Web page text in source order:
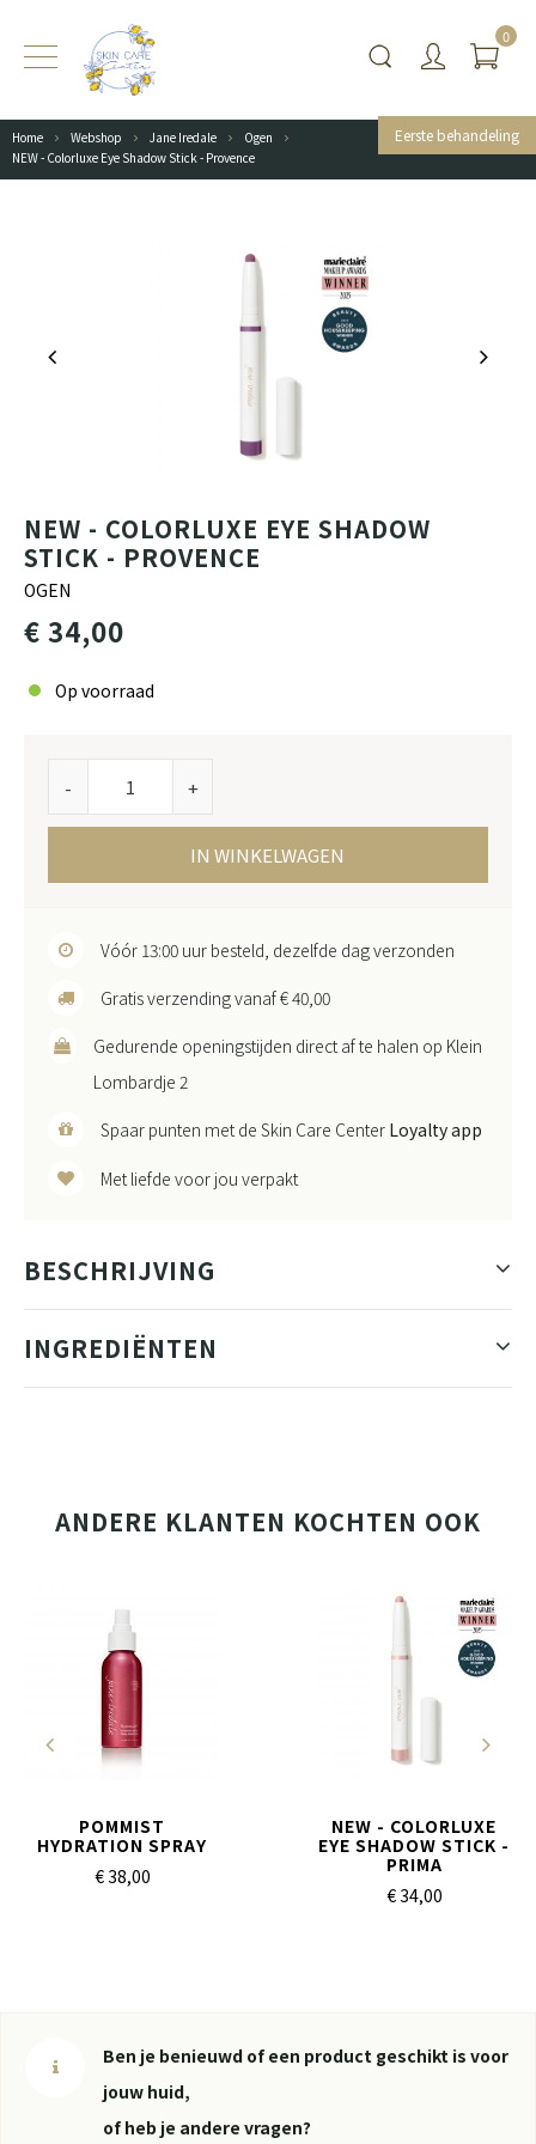
Eerste behandeling
0
Home Webshop Jane Iredale
Ogen
NEW - Colorluxe Eye Shadow Stick - Provence
NEW - COLORLUXE EYE SHADOW
STICK - PROVENCE
OGEN
€ 34,00
Op voorraad
- +
IN WINKELWAGEN
Vóór 13:00 uur besteld, dezelfde dag verzonden
Gratis verzending vanaf € 40,00
Gedurende openingstijden direct af te halen op Klein
Lombardje 2
Spaar punten met de Skin Care Center Loyalty app
Met liefde voor jou verpakt
BESCHRIJVING
INGREDIËNTEN
ANDERE KLANTEN KOCHTEN OOK
POMMIST
HYDRATION SPRAY
€ 38,00
NEW - COLORLUXE
EYE SHADOW STICK -
PRIMA
€ 34,00
Ben je benieuwd of een product geschikt is voor
jouw huid,
of heb je andere vragen?